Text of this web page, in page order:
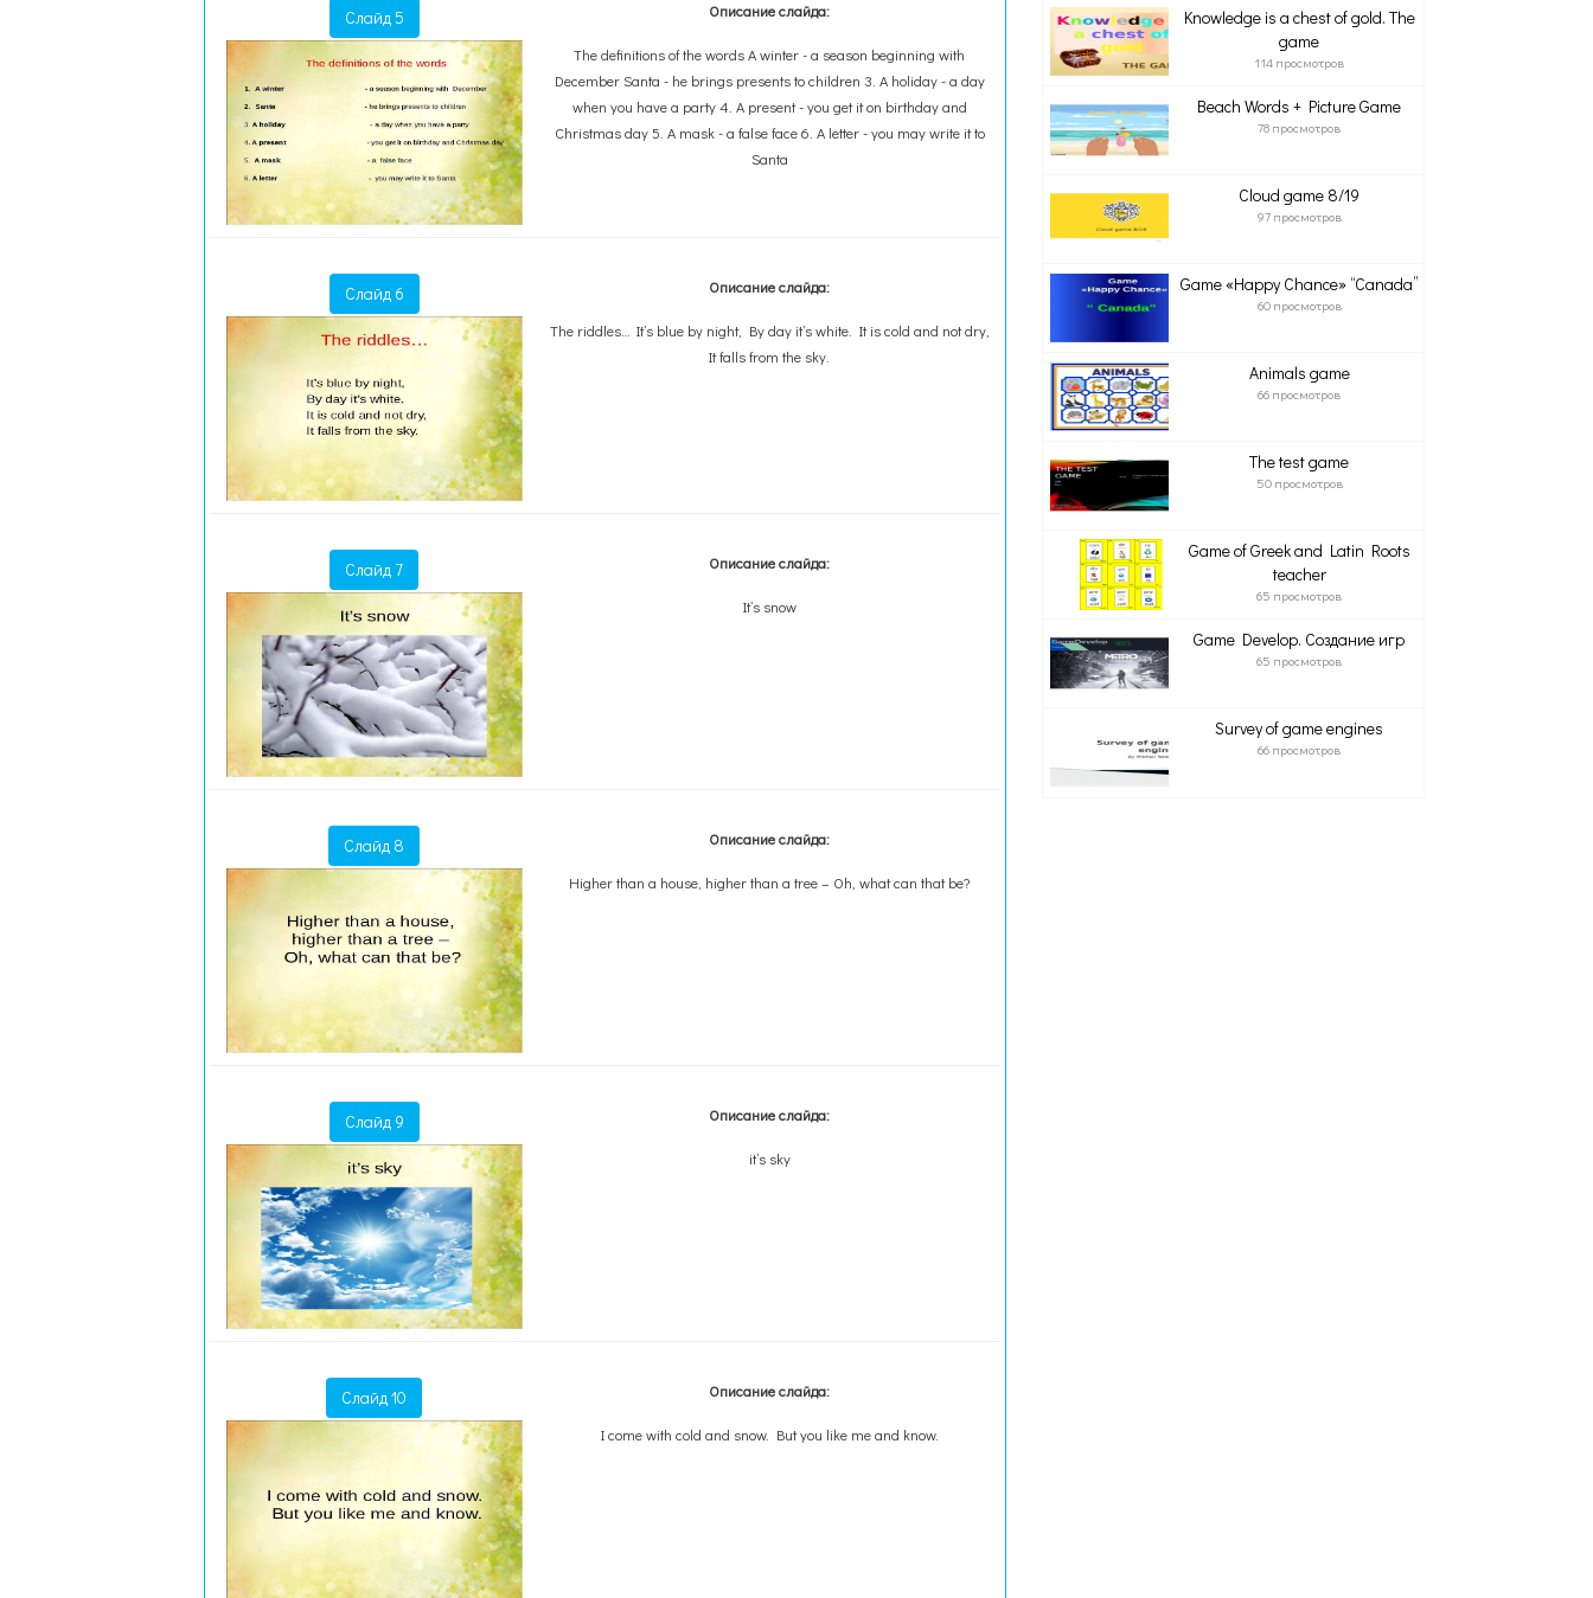
Слайд 5 Описание слайда:
Тhe definitions of the words A winter - a season beginning with
December Santa - he brings presents to children 3. A holiday - a day
when you have a party 4. A present - you get it on birthday and
Christmas day 5. A mask - a false face 6. A letter - you may write it to
Santa
Слайд 6 Описание слайда:
The riddles… It’s blue by night, By day it’s white. It is cold and not dry,
It falls from the sky.
Слайд 7 Описание слайда:
It’s snow
Слайд 8 Описание слайда:
Higher than a house, higher than a tree – Oh, what can that be?
Слайд 9 Описание слайда:
it’s sky
Слайд 10 Описание слайда:
I come with cold and snow. But you like me and know.
Knowledge is a chest of gold. The
game
114 просмотров
Beach Words + Picture Game
78 просмотров
Cloud game 8/19
97 просмотров
Game «Happy Chance» “Canada”
60 просмотров
Animals game
66 просмотров
The test game
50 просмотров
Game of Greek and Latin Roots
teacher
65 просмотров
Game Develop. Создание игр
65 просмотров
Survey of game engines
66 просмотров